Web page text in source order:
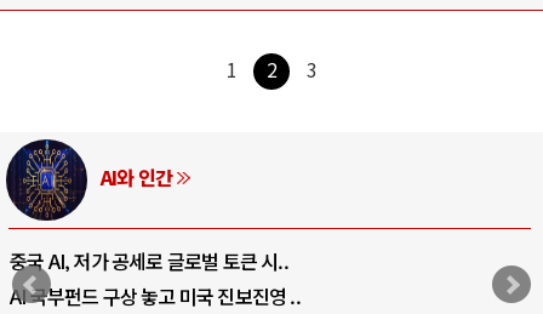
1 2 3
AI와 인간
중국 AI, 저가 공세로 글로벌 토큰 시..
AI 국부펀드 구상 놓고 미국 진보진영 ..